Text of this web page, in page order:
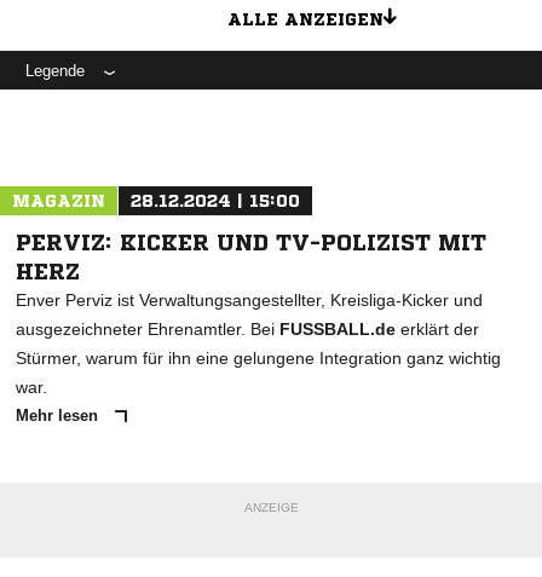
ALLE ANZEIGEN
Legende
MAGAZIN 28.12.2024 | 15:00
PERVIZ: KICKER UND TV-POLIZIST MIT
HERZ
Enver Perviz ist Verwaltungsangestellter, Kreisliga-Kicker und
ausgezeichneter Ehrenamtler. Bei FUSSBALL.de erklärt der
Stürmer, warum für ihn eine gelungene Integration ganz wichtig
war.
Mehr lesen
ANZEIGE